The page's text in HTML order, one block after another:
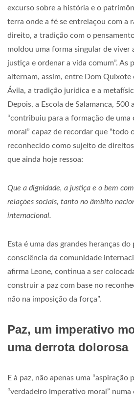
excurso sobre a história e o
terra onde a fé se entrelaçou com a
direito, a tradição com o
moldou uma forma singular de viver
justiça e ordenar a vida comum”. As
alternam, assim, entre Dom Quixote
Ávila, a tradição jurídica e a
Depois, a Escola de Salamanca, 500
“contribuiu para a formação de uma
moral” capaz de recordar que “todo
reconhecido como sujeito de direitos
que ainda hoje ressoa:
Que a dignidade, a justiça e o bem
relações sociais, tanto no âmbito
internacional.
Esta é uma das grandes heranças
consciência da comunidade
afirma Leone, continua a ser
construir a paz com base no
não na imposição da força”.
Paz, um imperativo
uma derrota dolorosa
E à paz, não apenas uma “aspiração
“verdadeiro imperativo moral” numa